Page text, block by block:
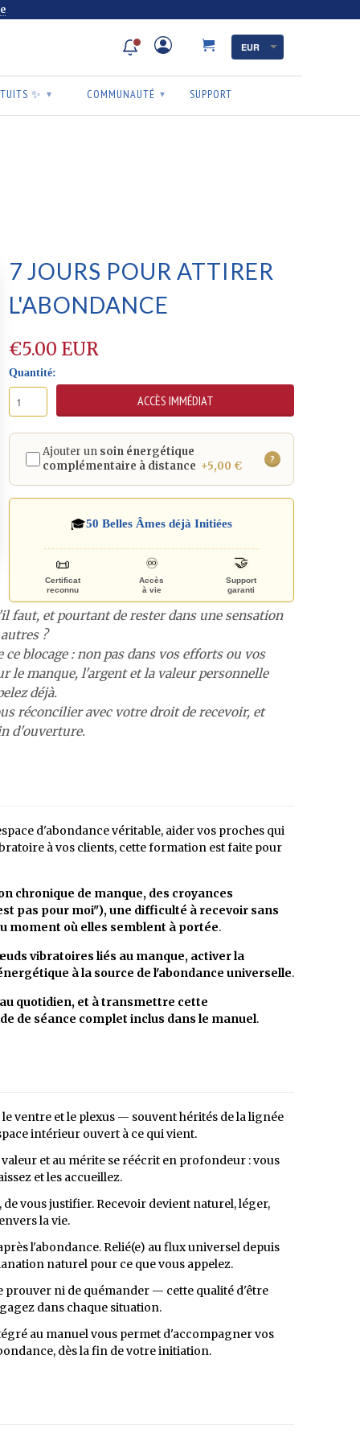
✨ ▾ COMMUNAUTÉ ▾ SUPPORT
7 JOURS POUR ATTIRER
L'ABONDANCE
€5.00 EUR
Quantité:
Ajouter un soin énergétique
complémentaire à distance +5,00 €
?
🎓50 Belles Âmes déjà Initiées
📜
Certificat
reconnu
♾️
Accès
à vie
🤝
Support
garanti
faut, et pourtant de rester dans une sensation
?
blocage : non pas dans vos efforts ou vos
le manque, l'argent et la valeur personnelle
déjà.
réconcilier avec votre droit de recevoir, et
d'ouverture.
d'abondance véritable, aider vos proches qui
à vos clients, cette formation est faite pour
chronique de manque, des croyances
pas pour moi"), une difficulté à recevoir sans
moment où elles semblent à portée.
vibratoires liés au manque, activer la
à la source de l'abondance universelle.
quotidien, et à transmettre cette
de séance complet inclus dans le manuel.
ventre et le plexus — souvent hérités de la lignée
intérieur ouvert à ce qui vient.
et au mérite se réécrit en profondeur : vous
et les accueillez.
vous justifier. Recevoir devient naturel, léger,
la vie.
l'abondance. Relié(e) au flux universel depuis
naturel pour ce que vous appelez.
prouver ni de quémander — cette qualité d'être
dans chaque situation.
au manuel vous permet d'accompagner vos
dès la fin de votre initiation.